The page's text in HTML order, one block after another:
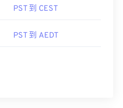
PST 到 CEST
PST 到 AEDT